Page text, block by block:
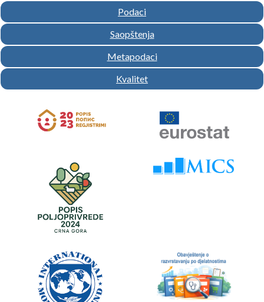
Podaci
Saopštenja
Metapodaci
Kvalitet